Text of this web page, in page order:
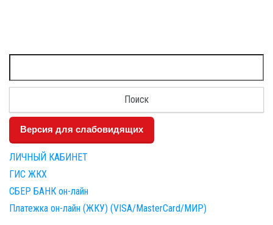
Версия для слабовидящих
ЛИЧНЫЙ КАБИНЕТ
ГИС ЖКХ
СБЕР БАНК он-лайн
Платежка он-лайн (ЖКУ) (VISA/MasterCard/МИР)